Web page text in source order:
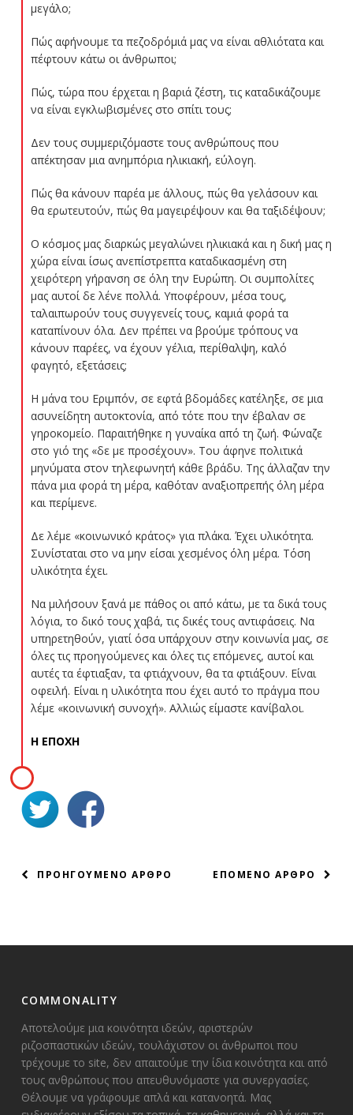
μεγάλο;
Πώς αφήνουμε τα πεζοδρόμιά μας να είναι αθλιότατα και
πέφτουν κάτω οι άνθρωποι;
Πώς, τώρα που έρχεται η βαριά ζέστη, τις καταδικάζουμε
να είναι εγκλωβισμένες στο σπίτι τους;
Δεν τους συμμεριζόμαστε τους ανθρώπους που
απέκτησαν μια ανημπόρια ηλικιακή, εύλογη.
Πώς θα κάνουν παρέα με άλλους, πώς θα γελάσουν και
θα ερωτευτούν, πώς θα μαγειρέψουν και θα ταξιδέψουν;
Ο κόσμος μας διαρκώς μεγαλώνει ηλικιακά και η δική μας η
χώρα είναι ίσως ανεπίστρεπτα καταδικασμένη στη
χειρότερη γήρανση σε όλη την Ευρώπη. Οι συμπολίτες
μας αυτοί δε λένε πολλά. Υποφέρουν, μέσα τους,
ταλαιπωρούν τους συγγενείς τους, καμιά φορά τα
καταπίνουν όλα. Δεν πρέπει να βρούμε τρόπους να
κάνουν παρέες, να έχουν γέλια, περίθαλψη, καλό
φαγητό, εξετάσεις;
Η μάνα του Εριμπόν, σε εφτά βδομάδες κατέληξε, σε μια
ασυνείδητη αυτοκτονία, από τότε που την έβαλαν σε
γηροκομείο. Παραιτήθηκε η γυναίκα από τη ζωή. Φώναζε
στο γιό της «δε με προσέχουν». Του άφηνε πολιτικά
μηνύματα στον τηλεφωνητή κάθε βράδυ. Της άλλαζαν την
πάνα μια φορά τη μέρα, καθόταν αναξιοπρεπής όλη μέρα
και περίμενε.
Δε λέμε «κοινωνικό κράτος» για πλάκα. Έχει υλικότητα.
Συνίσταται στο να μην είσαι χεσμένος όλη μέρα. Τόση
υλικότητα έχει.
Να μιλήσουν ξανά με πάθος οι από κάτω, με τα δικά τους
λόγια, το δικό τους χαβά, τις δικές τους αντιφάσεις. Να
υπηρετηθούν, γιατί όσα υπάρχουν στην κοινωνία μας, σε
όλες τις προηγούμενες και όλες τις επόμενες, αυτοί και
αυτές τα έφτιαξαν, τα φτιάχνουν, θα τα φτιάξουν. Είναι
οφειλή. Είναι η υλικότητα που έχει αυτό το πράγμα που
λέμε «κοινωνική συνοχή». Αλλιώς είμαστε κανίβαλοι.
Η ΕΠΟΧΗ
ΠΛΟΗΓΗΣΗ
ΕΠΟΜΕΝΟ ΑΡΘΡΟ
ΠΡΟΗΓΟΥΜΕΝΟ ΑΡΘΡΟ
COMMONALITY
Αποτελούμε μια κοινότητα ιδεών, αριστερών
ριζοσπαστικών ιδεών, τουλάχιστον οι άνθρωποι που
τρέχουμε το site, δεν απαιτούμε την ίδια κοινότητα και από
τους ανθρώπους που απευθυνόμαστε για συνεργασίες.
Θέλουμε να γράφουμε απλά και κατανοητά. Μας